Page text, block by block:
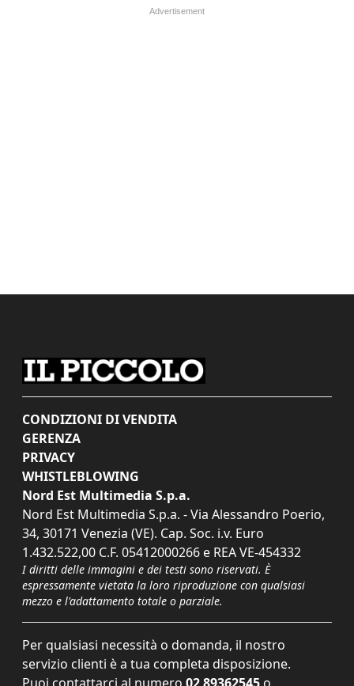
CONDIZIONI DI VENDITA
GERENZA
PRIVACY
WHISTLEBLOWING
Nord Est Multimedia S.p.a.
Nord Est Multimedia S.p.a. - Via Alessandro Poerio,
34, 30171 Venezia (VE). Cap. Soc. i.v. Euro
1.432.522,00 C.F. 05412000266 e REA VE-454332
I diritti delle immagini e dei testi sono riservati. È
espressamente vietata la loro riproduzione con qualsiasi
mezzo e l'adattamento totale o parziale.
Per qualsiasi necessità o domanda, il nostro
servizio clienti è a tua completa disposizione.